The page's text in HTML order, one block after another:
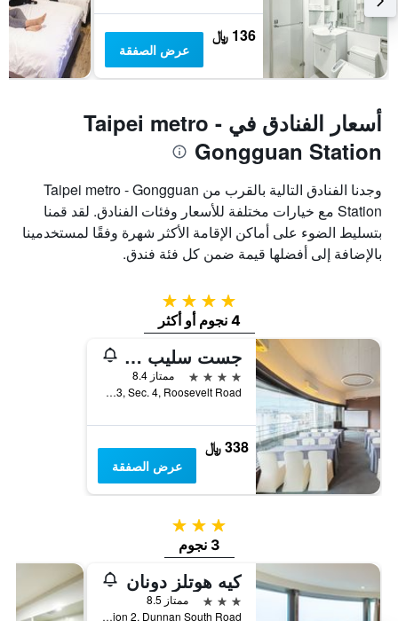
136 ﷼
عرض الصفقة
أسعار الفنادق في Taipei metro -
Gongguan Station
وجدنا الفنادق التالية بالقرب من Taipei metro - Gongguan
Station مع خيارات مختلفة للأسعار وفئات الفنادق. لقد قمنا
بتسليط الضوء على أماكن الإقامة الأكثر شهرة وفقًا لمستخدمينا
بالإضافة إلى أفضلها قيمة ضمن كل فئة فندق.
4 نجوم
4 نجوم أو أكثر
جست سليب تايبي نتو
4 نجوم
ممتاز 8.4
No.83, Sec. 4, Roosevelt Road, مدينة تايبيه, تايوان
338 ﷼
عرض الصفقة
3 نجوم
3 نجوم
كيه هوتلز دونان
3 نجوم
ممتاز 8.5
No. 238, Section 2, Dunnan South Road, مدينة تايبيه, تايوان